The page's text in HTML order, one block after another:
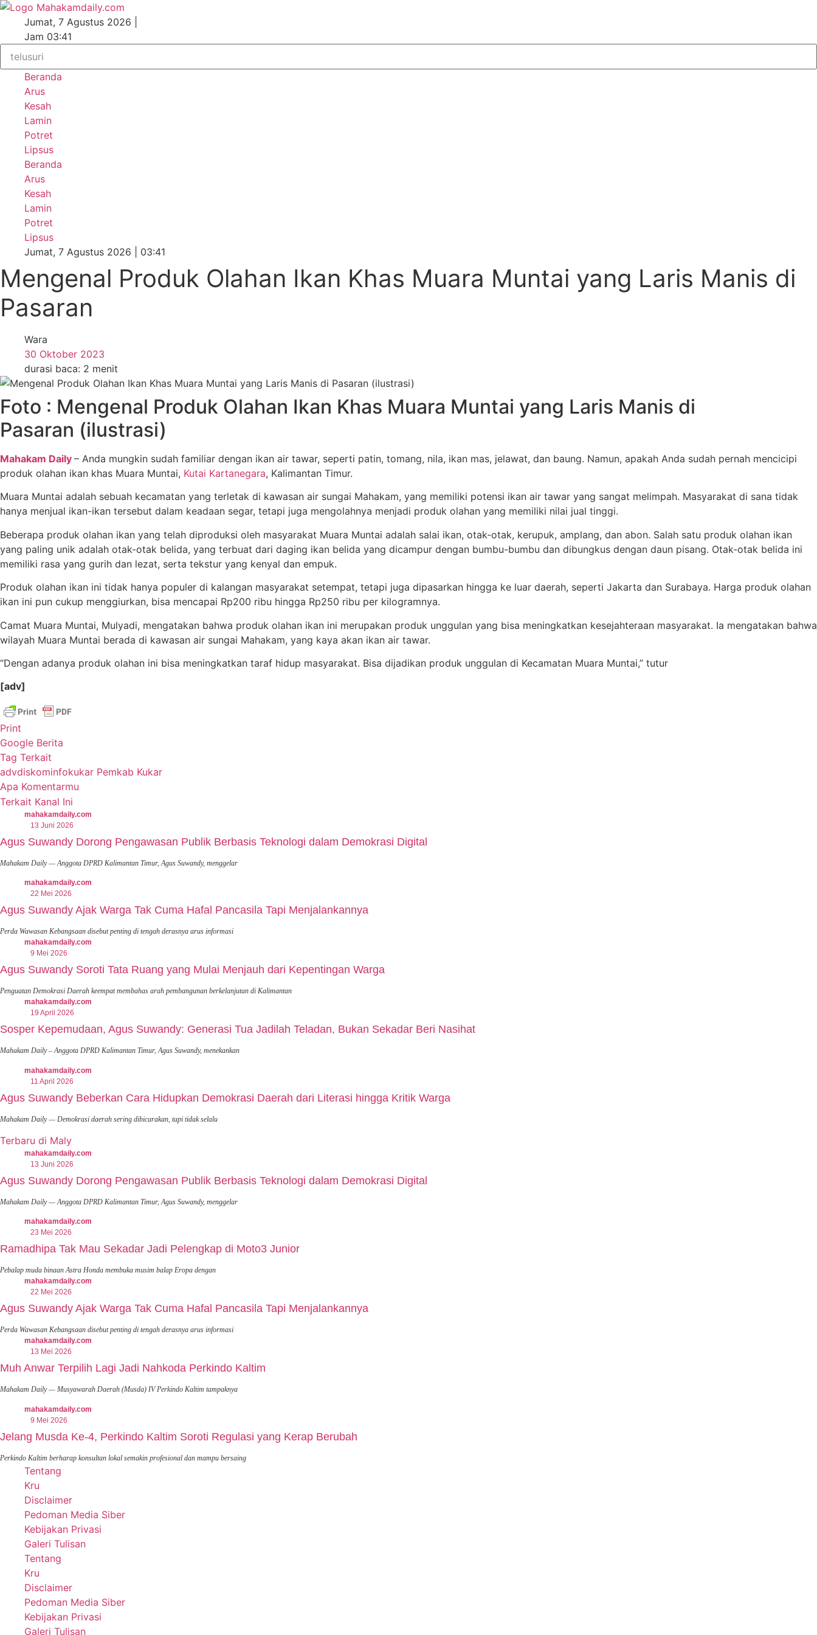
Lewati
konten
Jumat, 7 Agustus 2026 |
Jam 03:41
Beranda
Arus
Kesah
Lamin
Potret
Lipsus
Beranda
Arus
Kesah
Lamin
Potret
Lipsus
Jumat, 7 Agustus 2026 | 03:41
Mengenal Produk Olahan Ikan Khas Muara Muntai yang Laris Manis di
Pasaran
Wara
30 Oktober 2023
durasi baca: 2 menit
Foto : Mengenal Produk Olahan Ikan Khas Muara Muntai yang Laris Manis di
Pasaran (ilustrasi)
Mahakam Daily – Anda mungkin sudah familiar dengan ikan air tawar, seperti patin, tomang, nila, ikan mas, jelawat, dan baung. Namun, apakah Anda sudah pernah mencicipi
produk olahan ikan khas Muara Muntai, Kutai Kartanegara, Kalimantan Timur.
Muara Muntai adalah sebuah kecamatan yang terletak di kawasan air sungai Mahakam, yang memiliki potensi ikan air tawar yang sangat melimpah. Masyarakat di sana tidak
hanya menjual ikan-ikan tersebut dalam keadaan segar, tetapi juga mengolahnya menjadi produk olahan yang memiliki nilai jual tinggi.
Beberapa produk olahan ikan yang telah diproduksi oleh masyarakat Muara Muntai adalah salai ikan, otak-otak, kerupuk, amplang, dan abon. Salah satu produk olahan ikan
yang paling unik adalah otak-otak belida, yang terbuat dari daging ikan belida yang dicampur dengan bumbu-bumbu dan dibungkus dengan daun pisang. Otak-otak belida ini
memiliki rasa yang gurih dan lezat, serta tekstur yang kenyal dan empuk.
Produk olahan ikan ini tidak hanya populer di kalangan masyarakat setempat, tetapi juga dipasarkan hingga ke luar daerah, seperti Jakarta dan Surabaya. Harga produk olahan
ikan ini pun cukup menggiurkan, bisa mencapai Rp200 ribu hingga Rp250 ribu per kilogramnya.
Camat Muara Muntai, Mulyadi, mengatakan bahwa produk olahan ikan ini merupakan produk unggulan yang bisa meningkatkan kesejahteraan masyarakat. Ia mengatakan bahwa
wilayah Muara Muntai berada di kawasan air sungai Mahakam, yang kaya akan ikan air tawar.
“Dengan adanya produk olahan ini bisa meningkatkan taraf hidup masyarakat. Bisa dijadikan produk unggulan di Kecamatan Muara Muntai,” tutur
[adv]
Print
Google Berita
Tag Terkait
advdiskominfokukar Pemkab Kukar
Apa Komentarmu
Terkait Kanal Ini
mahakamdaily.com
13 Juni 2026
Agus Suwandy Dorong Pengawasan Publik Berbasis Teknologi dalam Demokrasi Digital
Mahakam Daily — Anggota DPRD Kalimantan Timur, Agus Suwandy, menggelar
mahakamdaily.com
22 Mei 2026
Agus Suwandy Ajak Warga Tak Cuma Hafal Pancasila Tapi Menjalankannya
Perda Wawasan Kebangsaan disebut penting di tengah derasnya arus informasi
mahakamdaily.com
9 Mei 2026
Agus Suwandy Soroti Tata Ruang yang Mulai Menjauh dari Kepentingan Warga
Penguatan Demokrasi Daerah keempat membahas arah pembangunan berkelanjutan di Kalimantan
mahakamdaily.com
19 April 2026
Sosper Kepemudaan, Agus Suwandy: Generasi Tua Jadilah Teladan, Bukan Sekadar Beri Nasihat
Mahakam Daily – Anggota DPRD Kalimantan Timur, Agus Suwandy, menekankan
mahakamdaily.com
11 April 2026
Agus Suwandy Beberkan Cara Hidupkan Demokrasi Daerah dari Literasi hingga Kritik Warga
Mahakam Daily — Demokrasi daerah sering dibicarakan, tapi tidak selalu
Terbaru di Maly
mahakamdaily.com
13 Juni 2026
Agus Suwandy Dorong Pengawasan Publik Berbasis Teknologi dalam Demokrasi Digital
Mahakam Daily — Anggota DPRD Kalimantan Timur, Agus Suwandy, menggelar
mahakamdaily.com
23 Mei 2026
Ramadhipa Tak Mau Sekadar Jadi Pelengkap di Moto3 Junior
Pebalap muda binaan Astra Honda membuka musim balap Eropa dengan
mahakamdaily.com
22 Mei 2026
Agus Suwandy Ajak Warga Tak Cuma Hafal Pancasila Tapi Menjalankannya
Perda Wawasan Kebangsaan disebut penting di tengah derasnya arus informasi
mahakamdaily.com
13 Mei 2026
Muh Anwar Terpilih Lagi Jadi Nahkoda Perkindo Kaltim
Mahakam Daily — Musyawarah Daerah (Musda) IV Perkindo Kaltim tampaknya
mahakamdaily.com
9 Mei 2026
Jelang Musda Ke-4, Perkindo Kaltim Soroti Regulasi yang Kerap Berubah
Perkindo Kaltim berharap konsultan lokal semakin profesional dan mampu bersaing
Tentang
Kru
Disclaimer
Pedoman Media Siber
Kebijakan Privasi
Galeri Tulisan
Tentang
Kru
Disclaimer
Pedoman Media Siber
Kebijakan Privasi
Galeri Tulisan